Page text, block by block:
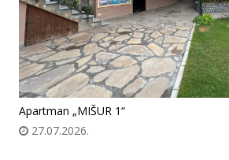
Apartman „MIŠUR 1“
27.07.2026.